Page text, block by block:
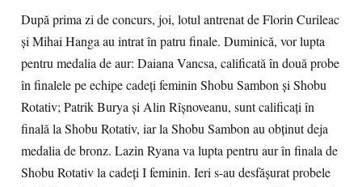
După prima zi de concurs, joi, lotul antrenat de Florin Curileac
și Mihai Hanga au intrat în patru finale. Duminică, vor lupta
pentru medalia de aur: Daiana Vancsa, calificată în două probe
în finalele pe echipe cadeți feminin Shobu Sambon și Shobu
Rotativ; Patrik Burya și Alin Rîșnoveanu, sunt calificați în
finală la Shobu Rotativ, iar la Shobu Sambon au obținut deja
medalia de bronz. Lazin Ryana va lupta pentru aur în finala de
Shobu Rotativ la cadeți I feminin. Ieri s-au desfășurat probele